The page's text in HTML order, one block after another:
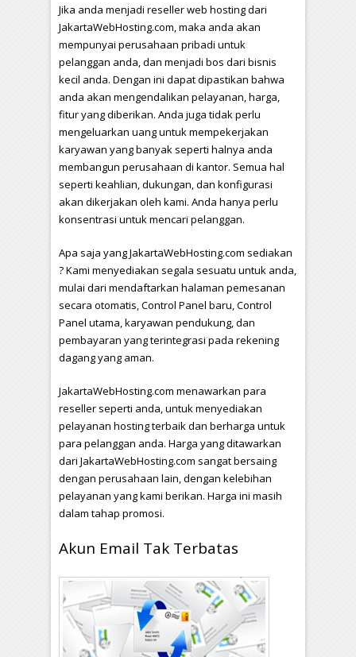
Jika anda menjadi reseller web hosting dari
JakartaWebHosting.com, maka anda akan
mempunyai perusahaan pribadi untuk
pelanggan anda, dan menjadi bos dari bisnis
kecil anda. Dengan ini dapat dipastikan bahwa
anda akan mengendalikan pelayanan, harga,
fitur yang diberikan. Anda juga tidak perlu
mengeluarkan uang untuk mempekerjakan
karyawan yang banyak seperti halnya anda
membangun perusahaan di kantor. Semua hal
seperti keahlian, dukungan, dan konfigurasi
akan dikerjakan oleh kami. Anda hanya perlu
konsentrasi untuk mencari pelanggan.
Apa saja yang JakartaWebHosting.com sediakan
? Kami menyediakan segala sesuatu untuk anda,
mulai dari mendaftarkan halaman pemesanan
secara otomatis, Control Panel baru, Control
Panel utama, karyawan pendukung, dan
pembayaran yang terintegrasi pada rekening
dagang yang aman.
JakartaWebHosting.com menawarkan para
reseller seperti anda, untuk menyediakan
pelayanan hosting terbaik dan berharga untuk
para pelanggan anda. Harga yang ditawarkan
dari JakartaWebHosting.com sangat bersaing
dengan perusahaan lain, dengan kelebihan
pelayanan yang kami berikan. Harga ini masih
dalam tahap promosi.
Akun Email Tak Terbatas